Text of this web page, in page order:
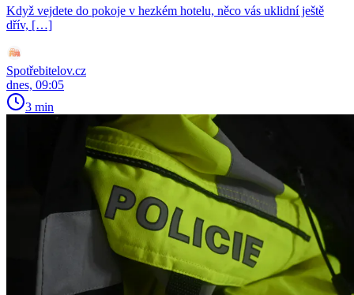
Když vejdete do pokoje v hezkém hotelu, něco vás uklidní ještě
dřív, […]
Spotřebitelov.cz
dnes, 09:05
3 min